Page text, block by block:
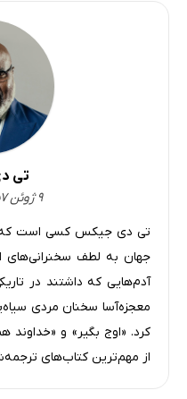
تی
۹ ژوئن ۱۹۵۷ - آمریکایی
تی دی جیکس کسی است که
جهان به لطف سخنرانی‌های
آدم‌هایی که داشتند در
معجزه‌آسا سخنان مردی
کرد. «اوج بگیر» و «خداوند
از مهم‌ترین کتاب‌های